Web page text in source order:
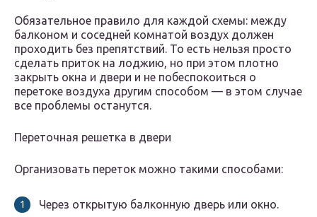
Обязательное правило для каждой схемы: между
балконом и соседней комнатой воздух должен
проходить без препятствий. То есть нельзя просто
сделать приток на лоджию, но при этом плотно
закрыть окна и двери и не побеспокоиться о
перетоке воздуха другим способом — в этом случае
все проблемы останутся.
Переточная решетка в двери
Организовать переток можно такими способами:
Через открытую балконную дверь или окно.